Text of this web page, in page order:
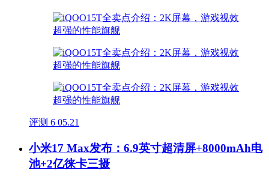
评测 6 05.21
小米17 Max发布：6.9英寸超清屏+8000mAh电
池+2亿徕卡三摄